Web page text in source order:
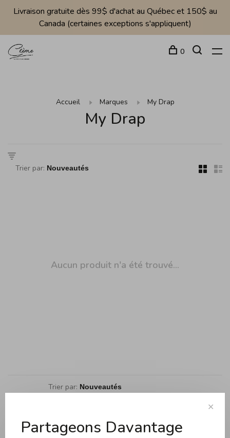
Livraison gratuite dès 99$ d'achat au Québec et 150$ au
Canada (certaines exceptions s'appliquent)
0
Accueil Marques My Drap
My Drap
Trier par:
Aucun produit n'a été trouvé...
Trier par:
✕
Partageons Davantage